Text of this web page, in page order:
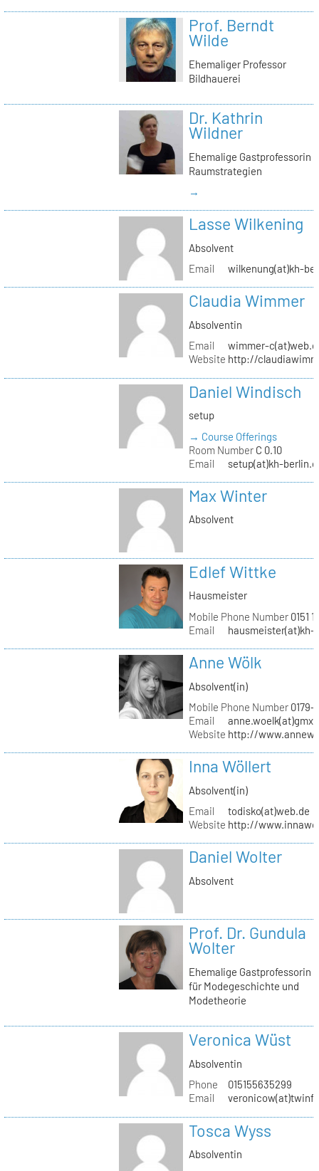
Prof. Berndt
Wilde
Ehemaliger Professor
Bildhauerei
Dr. Kathrin
Wildner
Ehemalige Gastprofessorin
Raumstrategien
→
Lasse Wilkening
Absolvent
Email
wilkenung(at)kh-
Claudia Wimmer
Absolventin
Email
wimmer-
Website http://
Daniel Windisch
setup
→ Course Offerings
Room NumberC 0.10
Email
setup(at)kh-
Max Winter
Absolvent
Edlef Wittke
Hausmeister
Mobile Phone Number0151
Email
hausmeister(at)kh-
Anne Wölk
Absolvent(in)
Mobile Phone Number0179-
Email
Website http://
Inna Wöllert
Absolvent(in)
Email
todisko(at)web.de
Website http://
Daniel Wolter
Absolvent
Prof. Dr. Gundula
Wolter
Ehemalige Gastprofessorin
für Modegeschichte und
Modetheorie
Veronica Wüst
Absolventin
Phone
015155635299
Email
Tosca Wyss
Absolventin